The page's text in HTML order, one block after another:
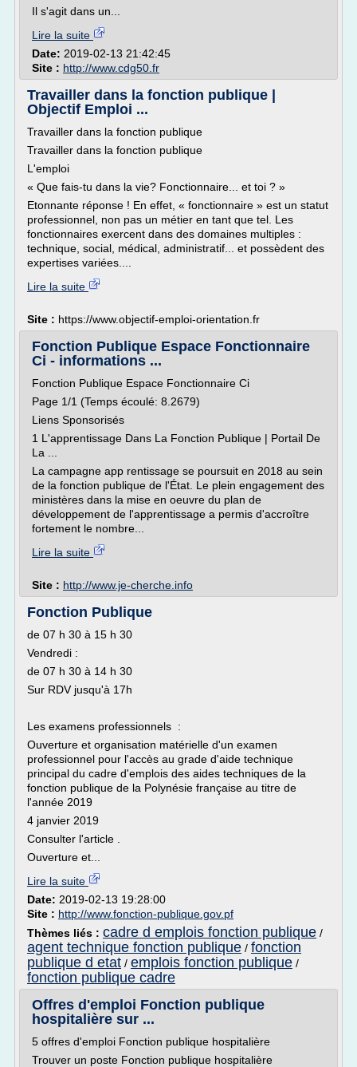
Il s'agit dans un...
Lire la suite
Date: 2019-02-13 21:42:45
Site : http://www.cdg50.fr
Travailler dans la fonction publique |
Objectif Emploi ...
Travailler dans la fonction publique
Travailler dans la fonction publique
L'emploi
« Que fais-tu dans la vie? Fonctionnaire... et toi ? »
Etonnante réponse ! En effet, « fonctionnaire » est un statut
professionnel, non pas un métier en tant que tel. Les
fonctionnaires exercent dans des domaines multiples :
technique, social, médical, administratif... et possèdent des
expertises variées....
Lire la suite
Site : https://www.objectif-emploi-orientation.fr
Fonction Publique Espace Fonctionnaire
Ci - informations ...
Fonction Publique Espace Fonctionnaire Ci
Page 1/1 (Temps écoulé: 8.2679)
Liens Sponsorisés
1 L'apprentissage Dans La Fonction Publique | Portail De
La ...
La campagne app rentissage se poursuit en 2018 au sein
de la fonction publique de l'État. Le plein engagement des
ministères dans la mise en oeuvre du plan de
développement de l'apprentissage a permis d'accroître
fortement le nombre...
Lire la suite
Site : http://www.je-cherche.info
Fonction Publique
de 07 h 30 à 15 h 30
Vendredi :
de 07 h 30 à 14 h 30
Sur RDV jusqu'à 17h
Les examens professionnels :
Ouverture et organisation matérielle d'un examen
professionnel pour l'accès au grade d'aide technique
principal du cadre d'emplois des aides techniques de la
fonction publique de la Polynésie française au titre de
l'année 2019
4 janvier 2019
Consulter l'article .
Ouverture et...
Lire la suite
Date: 2019-02-13 19:28:00
Site : http://www.fonction-publique.gov.pf
Thèmes liés : cadre d emplois fonction publique /
agent technique fonction publique / fonction
publique d etat / emplois fonction publique /
fonction publique cadre
Offres d'emploi Fonction publique
hospitalière sur ...
5 offres d'emploi Fonction publique hospitalière
Trouver un poste Fonction publique hospitalière